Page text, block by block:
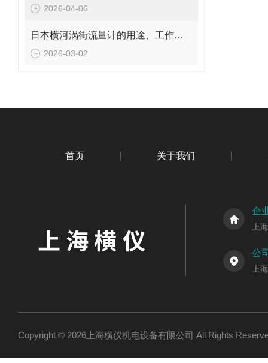
2026-04-06
日本横河涡街流量计的用途、工作原理与使用注意事项
2026-03-02
首页 关于我们
企
上
公
上
Copyright © 2026上海横仪机电设备有限公司 All Rights